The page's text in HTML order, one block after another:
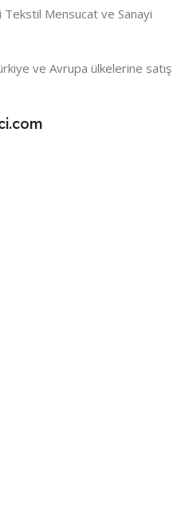
Tekstil Mensucat ve Sanayi
ve Avrupa ülkelerine satış